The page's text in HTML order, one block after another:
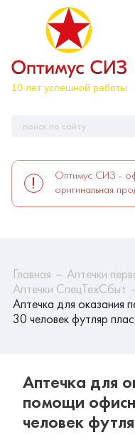
Оптимус СИЗ -
оригинальная
Главная
Аптечки
Аптечки СпецТехСбыт
Аптечка для
30 человек футляр
Аптечка для
помощи
человек